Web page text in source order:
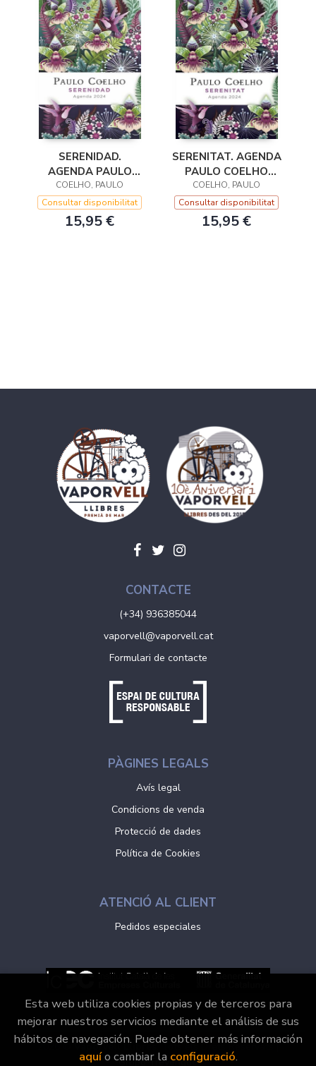
SERENIDAD.
AGENDA PAULO
COELHO 2024
COELHO, PAULO
Consultar disponibilitat
15,95 €
SERENITAT. AGENDA
PAULO COELHO
2024
COELHO, PAULO
Consultar disponibilitat
15,95 €
CONTACTE
(+34) 936385044
vaporvell@vaporvell.cat
Formulari de contacte
PÀGINES LEGALS
Avís legal
Condicions de venda
Protecció de dades
Política de Cookies
ATENCIÓ AL CLIENT
Pedidos especiales
2026 © Vaporvell Llibres. Tots els Drets Reservats |
Grupo Trevenque
Esta web utiliza cookies propias y de terceros para
mejorar nuestros servicios mediante el análisis de sus
hábitos de navegación. Puede obtener más información
aquío cambiar la configuració.